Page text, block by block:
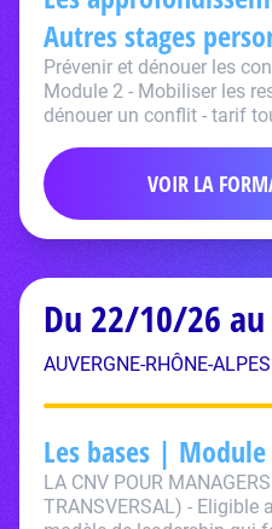
Autres stages
Prévenir et dénouer les
Module 2 - Mobiliser les
dénouer un conflit - tarif
VOIR LA
Du 22/10/26
AUVERGNE-RHÔNE-
Les bases |
LA CNV POUR
TRANSVERSAL) - Eligible